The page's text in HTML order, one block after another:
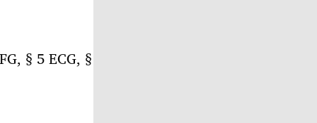
§ 5 ECG, §